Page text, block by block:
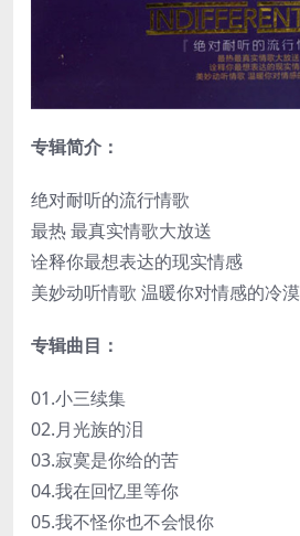
专辑简介：
绝对耐听的流行情歌
最热 最真实情歌大放送
诠释你最想表达的现实情感
美妙动听情歌 温暖你对情感的冷漠
专辑曲目：
01.小三续集
02.月光族的泪
03.寂寞是你给的苦
04.我在回忆里等你
05.我不怪你也不会恨你